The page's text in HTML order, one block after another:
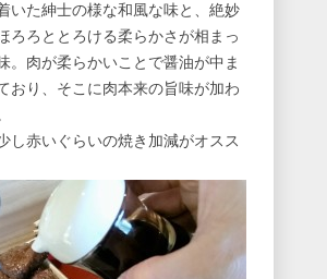
いた紳士の様な和風な味と、絶妙
ろろととろける柔らかさが相まっ
。肉が柔らかいことで醤油が中ま
おり、そこに肉本来の旨味が加わ
し赤いぐらいの焼き加減がオスス